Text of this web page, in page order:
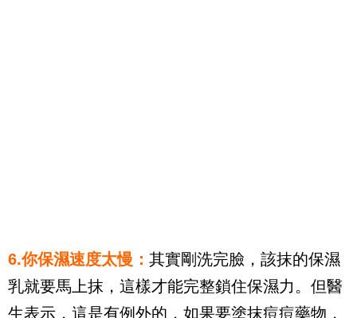
6.你保濕速度太慢： 其實剛洗完臉，該抹的保濕
乳就要馬上抹，這樣才能完整鎖住保濕力。但醫
生表示，這是有例外的，如果要塗抹痘痘藥物，